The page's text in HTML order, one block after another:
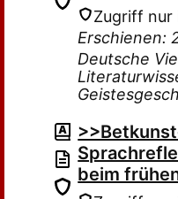
Zugriff nur
Erschienen:
Deutsche
beim